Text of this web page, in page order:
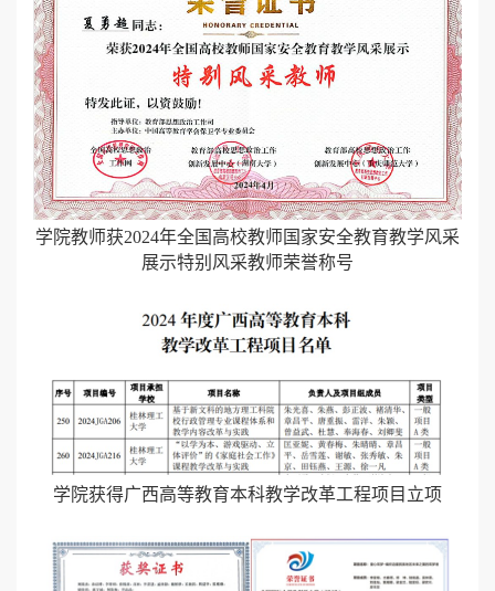
学院教师获2024年全国高校教师国家安全教育教学风采
展示特别风采教师荣誉称号
学院获得广西高等教育本科教学改革工程项目立项